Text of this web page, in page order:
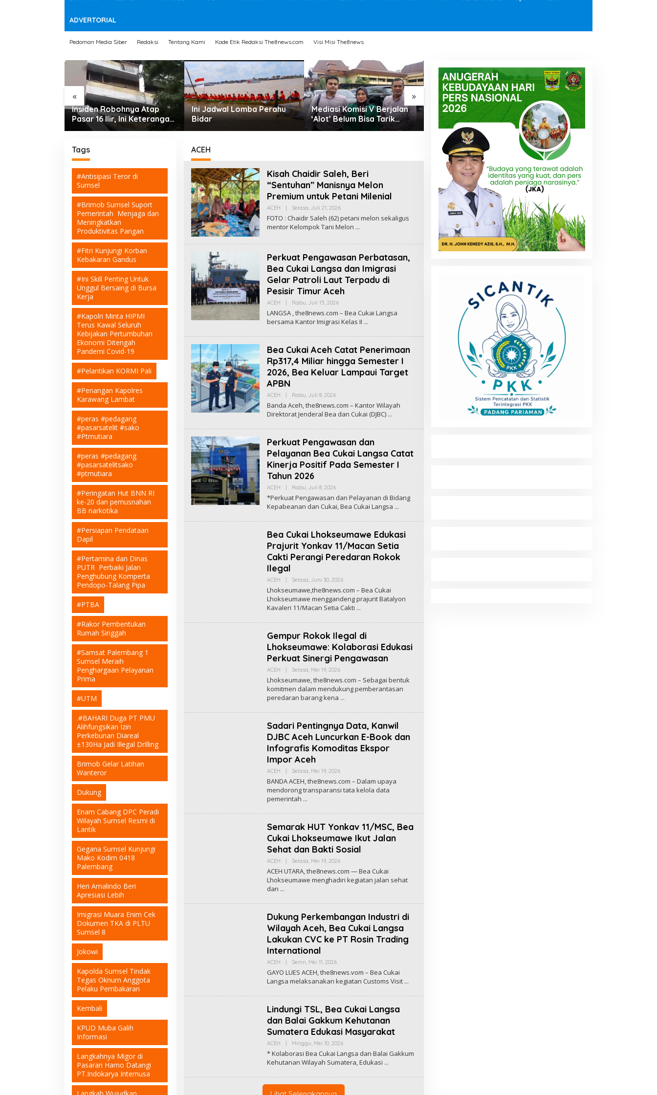
ADVERTORIAL
Pedoman Media Siber Redaksi Tentang Kami Kode Etik Redaksi The8news.com Visi Misi The8news
« »
Insiden Robohnya Atap
Pasar 16 Ilir, Ini Keterangan
Saksi dan Pihak Terkait
Ini Jadwal Lomba Perahu
Bidar
Mediasi Komisi V Berjalan
‘Alot’ Belum Bisa Tarik
Kesimpulan
PN Palembang Kembali
Gelar Sidang Dugaan
Korupsi Pembuatan dan
Pengelolaan Jaringan
Instalasi Internet Lokal
Desa
Sumur Minyak Ilegal di
Kawasan HGU PT Hindoly
Terbakar, Diduga Milik
Oknum Polisi.
Tags
#Antisipasi Teror di
Sumsel
#Brimob Sumsel Suport
Pemerintah Menjaga dan
Meningkatkan
Produktivitas Pangan
#Fitri Kunjungi Korban
Kebakaran Gandus
#Ini Skill Penting Untuk
Unggul Bersaing di Bursa
Kerja
#Kapolri Minta HIPMI
Terus Kawal Seluruh
Kebijakan Pertumbuhan
Ekonomi Ditengah
Pandemi Covid-19
#Pelantikan KORMI Pali
#Penangan Kapolres
Karawang Lambat
#peras #pedagang
#pasarsatelit #sako
#Ptmutiara
#peras #pedagang
#pasarsatelitsako
#ptmutiara
#Peringatan Hut BNN RI
ke-20 dan pemusnahan
BB narkotika
#Persiapan Pendataan
Dapil
#Pertamina dan Dinas
PUTR Perbaiki Jalan
Penghubung Komperta
Pendopo-Talang Pipa
#PTBA
#Rakor Pembentukan
Rumah Singgah
#Samsat Palembang 1
Sumsel Meraih
Penghargaan Pelayanan
Prima
#UTM
.#BAHARI Duga PT PMU
Alihfungsikan Izin
Perkebunan Diareal
±130Ha Jadi Illegal Drilling
Brimob Gelar Latihan
Wanteror
Dukung
Enam Cabang DPC Peradi
Wilayah Sumsel Resmi di
Lantik
Gegana Sumsel Kunjungi
Mako Kodim 0418
Palembang
Heri Amalindo Beri
Apresiasi Lebih
Imigrasi Muara Enim Cek
Dokumen TKA di PLTU
Sumsel 8
Jokowi
Kapolda Sumsel Tindak
Tegas Oknum Anggota
Pelaku Pembakaran
Kembali
KPUD Muba Galih
Informasi
Langkahnya Migor di
Pasaran Harno Datangi
PT.Indokarya Internusa
ACEH
Kisah Chaidir Saleh, Beri
“Sentuhan” Manisnya Melon
Premium untuk Petani Milenial
ACEH Selasa, Juli 21, 2026O
E
H
A
K
S
I
T
H
W
FOTO : Chaidir Saleh (62) petani melon sekaligus
mentor Kelompok Tani Melon
Perkuat Pengawasan Perbatasan,
Bea Cukai Langsa dan Imigrasi
Gelar Patroli Laut Terpadu di
Pesisir Timur Aceh
ACEH Rabu, Juli 15, 2026O
H
E
A
S
I
N
E
LANGSA , the8news.com – Bea Cukai Langsa
bersama Kantor Imigrasi Kelas II
Bea Cukai Aceh Catat Penerimaan
Rp317,4 Miliar hingga Semester I
2026, Bea Keluar Lampaui Target
APBN
ACEH Rabu, Juli 8, 2026O
E
H
E
A
K
S
I
8
N
E
W
Banda Aceh, the8news.com – Kantor Wilayah
Direktorat Jenderal Bea dan Cukai (DJBC)
Perkuat Pengawasan dan
Pelayanan Bea Cukai Langsa Catat
Kinerja Positif Pada Semester I
Tahun 2026
ACEH Rabu, Juli 8, 2026O
E
H
E
A
K
S
I
E
8
N
E
S
*Perkuat Pengawasan dan Pelayanan di Bidang
Kepabeanan dan Cukai, Bea Cukai Langsa
Bea Cukai Lhokseumawe Edukasi
Prajurit Yonkav 11/Macan Setia
Cakti Perangi Peredaran Rokok
Ilegal
ACEH Selasa, Juni 30, 2026O
E
H
R
D
K
S
I
T
H
N
E
Lhokseumawe,the8news.com – Bea Cukai
Lhokseumawe menggandeng prajurit Batalyon
Kavaleri 11/Macan Setia Cakti
Gempur Rokok Ilegal di
Lhokseumawe: Kolaborasi Edukasi
Perkuat Sinergi Pengawasan
ACEH Selasa, Mei 19, 2026O
E
H
D
K
I
T
H
N
E
S
Lhokseumawe, the8news.com – Sebagai bentuk
komitmen dalam mendukung pemberantasan
peredaran barang kena
Sadari Pentingnya Data, Kanwil
DJBC Aceh Luncurkan E-Book dan
Infografis Komoditas Ekspor
Impor Aceh
ACEH Selasa, Mei 19, 2026O
E
H
D
K
I
T
H
E
N
E
BANDA ACEH, the8news.com – Dalam upaya
mendorong transparansi tata kelola data
pemerintah
Semarak HUT Yonkav 11/MSC, Bea
Cukai Lhokseumawe Ikut Jalan
Sehat dan Bakti Sosial
ACEH Selasa, Mei 19, 2026O
E
H
D
K
I
T
E
S
ACEH UTARA, the8news.com — Bea Cukai
Lhokseumawe menghadiri kegiatan jalan sehat
dan
Dukung Perkembangan Industri di
Wilayah Aceh, Bea Cukai Langsa
Lakukan CVC ke PT Rosin Trading
International
ACEH Senin, Mei 11, 2026O
E
H
E
A
S
I
H
E
8
N
W
S
GAYO LUES ACEH, the8news.vom – Bea Cukai
Langsa melaksanakan kegiatan Customs Visit
Lindungi TSL, Bea Cukai Langsa
dan Balai Gakkum Kehutanan
Sumatera Edukasi Masyarakat
ACEH Minggu, Mei 10, 2026O
E
H
E
D
* Kolaborasi Bea Cukai Langsa dan Balai Gakkum
Kehutanan Wilayah Sumatera, Edukasi